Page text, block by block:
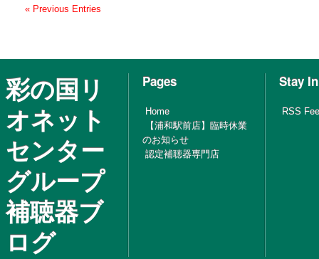
« Previous Entries
彩の国リ
オネット
センター
グループ
補聴器ブ
ログ
Pages
Home
【浦和駅前店】臨時休業
のお知らせ
認定補聴器専門店
Stay
RSS